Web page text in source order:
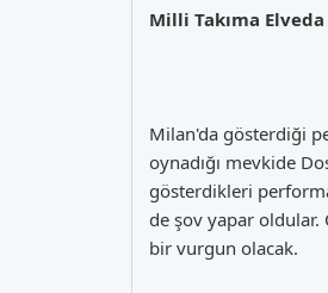
Milli Takıma Elveda
Milan'da gösterdiği
oynadığı mevkide
gösterdikleri
de şov yapar
bir vurgun olacak.